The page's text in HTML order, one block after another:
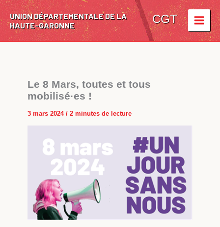
Aller
contenu
UNION DÉPARTEMENTALE DE LA
HAUTE-GARONNE
CGT
Le 8 Mars, toutes et tous
mobilisé·es !
3 mars 2024/2 minutes de lecture